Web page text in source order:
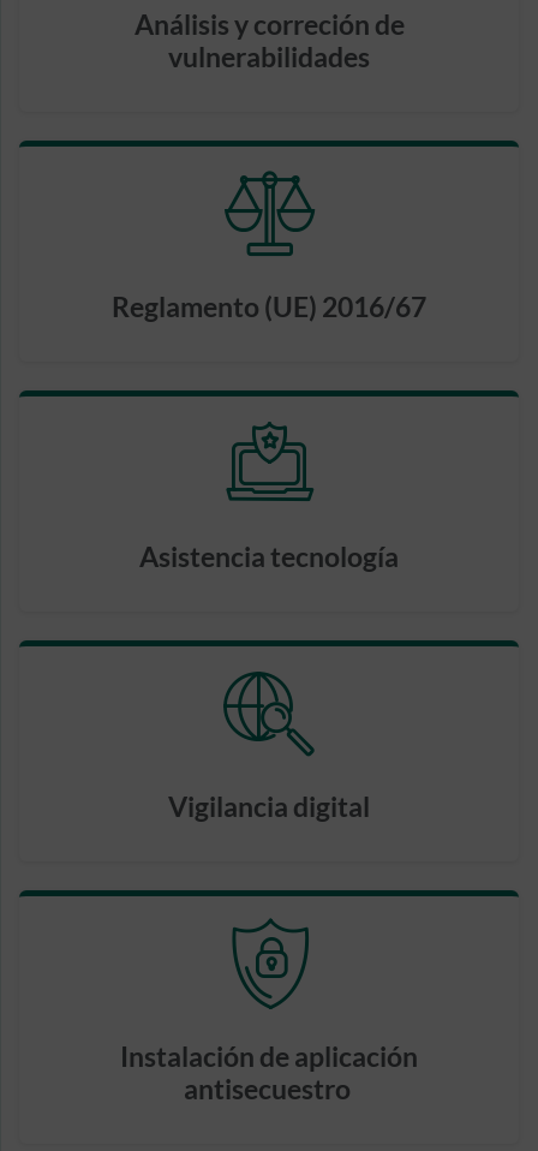
Análisis y correción de
vulnerabilidades
Reglamento (UE) 2016/67
Asistencia tecnología
Vigilancia digital
Instalación de aplicación
antisecuestro